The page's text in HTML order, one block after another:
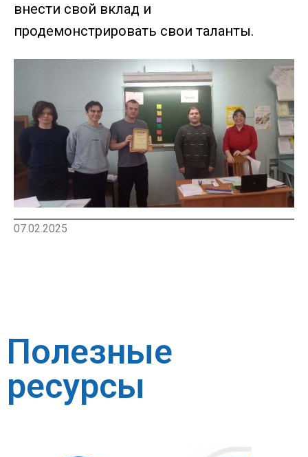
внести свой вклад и
продемонстрировать свои таланты.
07.02.2025
Полезные
ресурсы